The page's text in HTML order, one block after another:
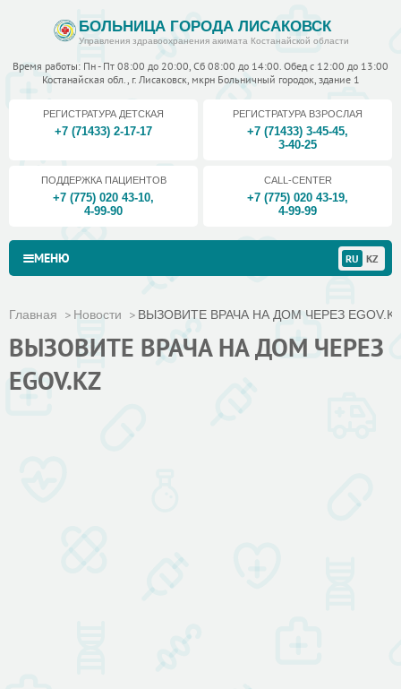
БОЛЬНИЦА ГОРОДА ЛИСАКОВСК
Управления здравоохранения акимата Костанайской области
Время работы: Пн - Пт 08:00 до 20:00, Сб 08:00 до 14:00. Обед с 12:00 до 13:00
Костанайская обл., г. Лисаковск, мкрн Больничный городок, здание 1
РЕГИСТРАТУРА ДЕТСКАЯ
+7 (71433) 2-17-17
РЕГИСТРАТУРА ВЗРОСЛАЯ
+7 (71433) 3-45-45,
3-40-25
ПОДДЕРЖКА ПАЦИЕНТОВ
+7 (775) 020 43-10,
4-99-90
CALL-CENTER
+7 (775) 020 43-19,
4-99-99
МЕНЮ RU KZ
Главная Новости ВЫЗОВИТЕ ВРАЧА НА ДОМ ЧЕРЕЗ
ВЫЗОВИТЕ ВРАЧА НА ДОМ ЧЕРЕЗ
EGOV.KZ